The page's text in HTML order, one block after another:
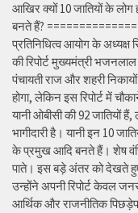
आखिर क्यों 10 जातियों के
बनते हैं?
प्रतिनिधित्व आयोग के अध्यक्ष
की रिपोर्ट मुख्यमंत्री भजनलाल
पंचायती राज और शहरी
होगा, लेकिन इस रिपोर्ट में
यानी ओबीसी की 92 जातियों
भागीदारी है। यानी इन 10
के प्रमुख आदि बनते हैं। शेष
पाते। इस बड़े अंतर को देखते हुए
उन्होंने अपनी रिपोर्ट केवल
आर्थिक और राजनीतिक